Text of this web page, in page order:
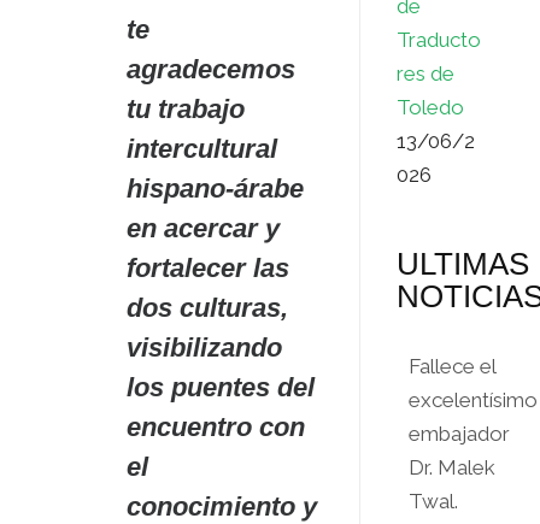
te
agradecemos
tu trabajo
intercultural
hispano-árabe
en acercar y
fortalecer las
dos culturas,
visibilizando
los puentes del
encuentro con
el
conocimiento y
de
Traducto
res de
Toledo
13/06/2
026
ULTIMAS
Fallece el
excelentísimo
embajador
Dr. Malek
Twal.